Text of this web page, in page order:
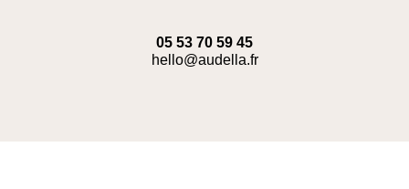
05 53 70 59 45
hello@audella.fr